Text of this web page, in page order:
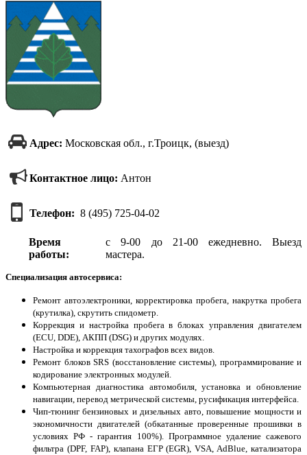
Адрес: Московская обл., г.Троицк, (выезд)
Контактное лицо: Антон
Телефон: 8 (495) 725-04-02
Время
работы:
с 9-00 до 21-00 ежедневно. Выезд
мастера.
Специализация автосервиса:
Ремонт автоэлектроники, корректировка пробега, накрутка пробега
(крутилка), скрутить спидометр.
Коррекция и настройка пробега в блоках управления двигателем
(ECU, DDE), АКПП (DSG) и других модулях.
Настройка и коррекция тахографов всех видов.
Ремонт блоков SRS (восстановление системы), программирование и
кодирование электронных модулей.
Компьютерная диагностика автомобиля, установка и обновление
навигации, перевод метрической системы, русификация интерфейса.
Чип-тюнинг бензиновых и дизельных авто, повышение мощности и
экономичности двигателей (обкатанные проверенные прошивки в
условиях РФ - гарантия 100%). Программное удаление сажевого
фильтра (DPF, FAP), клапана ЕГР (EGR), VSA, AdBlue, катализатора